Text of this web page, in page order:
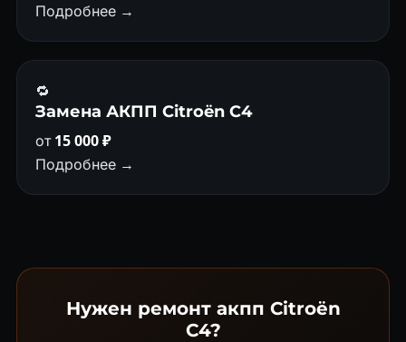
Подробнее →
🔁
Замена АКПП Citroën C4
от15 000 ₽
Подробнее →
Нужен ремонт акпп Citroën
C4?